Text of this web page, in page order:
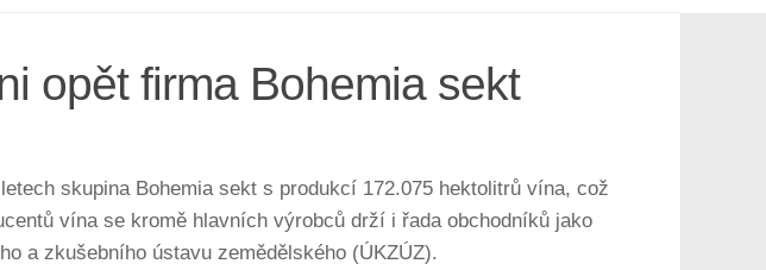
opět firma Bohemia sekt
skupina Bohemia sekt s produkcí 172.075 hektolitrů vína, což
vína se kromě hlavních výrobců drží i řada obchodníků jako
a zkušebního ústavu zemědělského (ÚKZÚZ).